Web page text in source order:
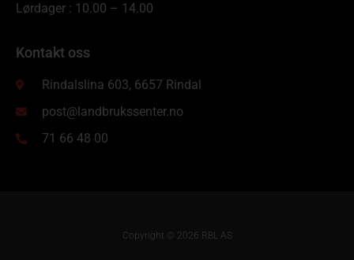
Lørdager : 10.00 – 14.00
Kontakt oss
Rindalslina 603, 6657 Rindal
post@landbrukssenter.no
71 66 48 00
Copyright © 2026 RBL AS